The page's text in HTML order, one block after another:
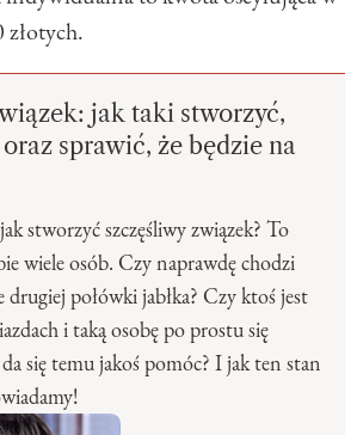
złotych.
jak taki stworzyć,
sprawić, że będzie na
stworzyć szczęśliwy związek? To
wiele osób. Czy naprawdę chodzi
połówki jabłka? Czy ktoś jest
i taką osobę po prostu się
się temu jakoś pomóc? I jak ten stan